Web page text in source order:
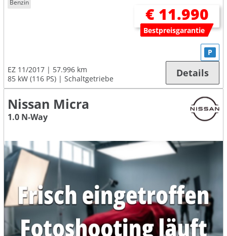
Benzin
€ 11.990
Bestpreisgarantie
EZ 11/2017
57.996 km
85 kW (116 PS)
Schaltgetriebe
P
Details
Nissan Micra
1.0 N-Way